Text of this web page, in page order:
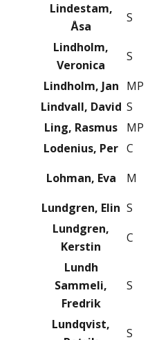
Lindestam,
Åsa
S
Lindholm,
Veronica
S
Lindholm, Jan MP
Lindvall, David S
Ling, Rasmus
MP
Lodenius, Per C
Lohman, Eva
M
Lundgren, Elin S
Lundgren,
Kerstin
C
Lundh
Sammeli,
Fredrik
S
Lundqvist,
S